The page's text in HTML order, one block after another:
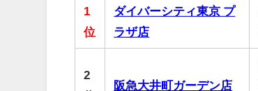
1
位
ダイバーシティ東京 プ
ラザ店
2
阪急大井町ガーデン店